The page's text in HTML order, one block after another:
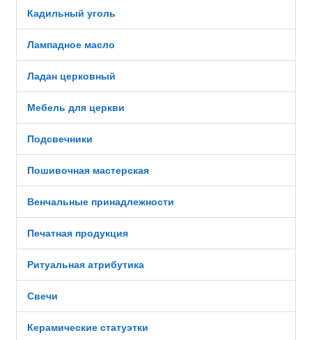
Кадильный уголь
Лампадное масло
Ладан церковный
Мебель для церкви
Подсвечники
Пошивочная мастерская
Венчальные принадлежности
Печатная продукция
Ритуальная атрибутика
Свечи
Керамические статуэтки